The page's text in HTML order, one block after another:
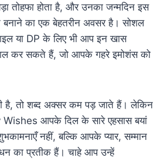
तोहफा होता है, और उनका जन्मदिन इस
बनाने का एक बेहतरीन अवसर है। सोशल
या DP के लिए भी आप इन खास
कर सकते हैं, जो आपके गहरे इमोशंस को
है, तो शब्द अक्सर कम पड़ जाते हैं। लेकिन
आपके दिल के सारे एहसास बयां
नहीं, बल्कि आपके प्यार, सम्मान
का प्रतीक हैं। चाहे आप उन्हें